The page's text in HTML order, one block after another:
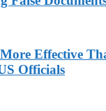
Effective
Officials